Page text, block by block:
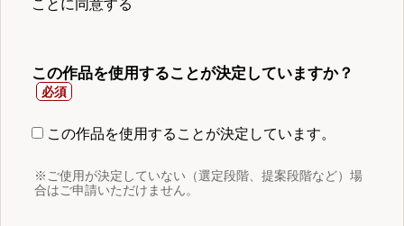
ことに同意する
この作品を使用することが決定していますか？
この作品を使用することが決定しています。
※ご使用が決定していない（選定段階、提案段階など）場
合はご申請いただけません。